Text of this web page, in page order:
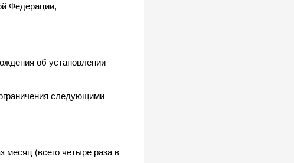
Федерации,
об установлении
следующими
месяц (всего четыре раза в